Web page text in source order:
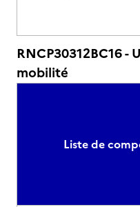
RNCP30312BC16
mobilité
Liste de